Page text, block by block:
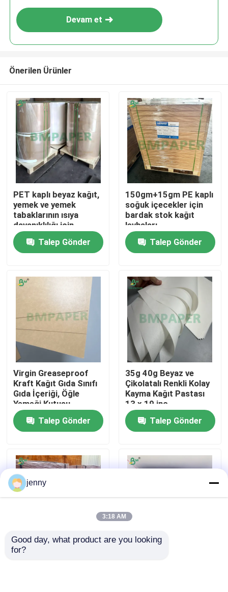
Ürünler
Hakkımızda
Fabrika turu
Kalite kontrol
Bize ulaşın
Haberler
CAD Plotter kağıdı
Devam et
Önerilen Ürünler
PET kaplı beyaz kağıt,
yemek ve yemek
tabaklarının ısıya
dayanıklılığı için
Talep Gönder
150gm+15gm PE kaplı
soğuk içecekler için
bardak stok kağıt
levhaları
Talep Gönder
Virgin Greaseproof
Kraft Kağıt Gıda Sınıfı
Gıda İçeriği, Öğle
Yemeği Kutusu
Talep Gönder
35g 40g Beyaz ve
Çikolatalı Renkli Kolay
Kayma Kağıt Pastası
13 x 19 inç
Talep Gönder
170gm 300gm Gıda
jenny
3:18 AM
Good day, what product are you looking
for?